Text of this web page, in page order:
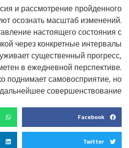
и рассмотрение пройденного
осознать масштаб изменений.
настоящего состояния с
через конкретные интервалы
существенный прогресс,
в ежедневной перспективе.
поднимает самовосприятие, но
совершенствование.
Facebook
Twitter